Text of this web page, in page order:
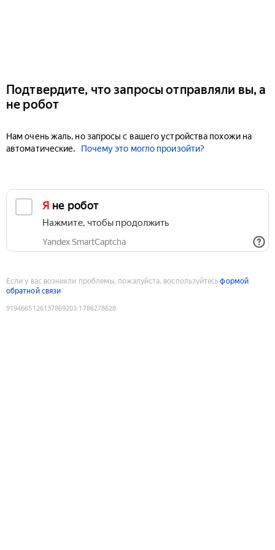
Подтвердите, что запросы отправляли вы, а
не робот
Нам очень жаль, но запросы с вашего устройства похожи на
автоматические.
Почему это могло произойти?
Я не робот
Нажмите, чтобы продолжить
Yandex SmartCaptcha
Если у вас возникли проблемы, пожалуйста, воспользуйтесьформой
обратной связи
9194665126137869203:1786278628